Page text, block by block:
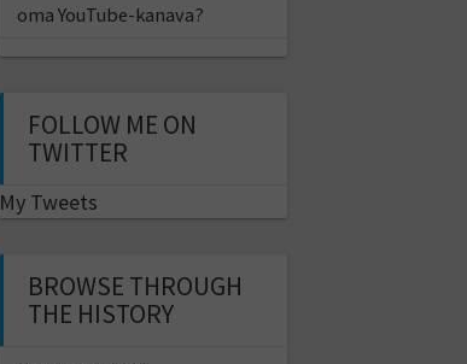
oma YouTube-kanava?
FOLLOW ME ON
TWITTER
My Tweets
BROWSE THROUGH
THE HISTORY